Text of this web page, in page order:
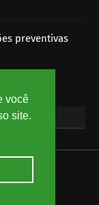
você
site.
preventivas